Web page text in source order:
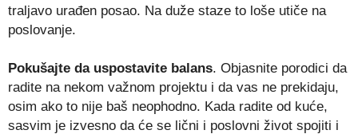
traljavo urađen posao. Na duže staze to loše utiče na
poslovanje.
Pokušajte da uspostavite balans. Objasnite porodici da
radite na nekom važnom projektu i da vas ne prekidaju,
osim ako to nije baš neophodno. Kada radite od kuće,
sasvim je izvesno da će se lični i poslovni život spojiti i